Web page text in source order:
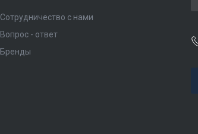
Сотрудничество с нами
Вопрос - ответ
Бренды